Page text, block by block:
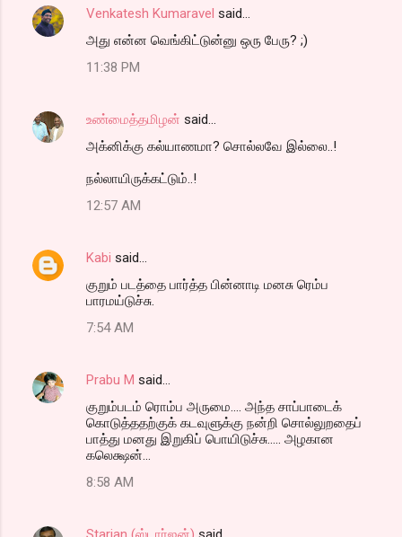
Venkatesh Kumaravel said…
அது என்ன வெங்கிட்டுன்னு ஒரு பேரு? ;)
11:38 PM
உண்மைத்தமிழன் said…
அக்னிக்கு கல்யாணமா? சொல்லவே இல்லை..!
நல்லாயிருக்கட்டும்..!
12:57 AM
Kabi said…
குறும் படத்தை பார்த்த பின்னாடி மனசு ரெம்ப
பாரமய்டுச்சு.
7:54 AM
Prabu M said…
குறும்படம் ரொம்ப அருமை.... அந்த சாப்பாடைக்
கொடுத்ததற்குக் கடவுளுக்கு நன்றி சொல்லுறதைப்
பாத்து மனது இறுகிப் பொயிடுச்சு..... அழகான
கலெக்ஷன்...
8:58 AM